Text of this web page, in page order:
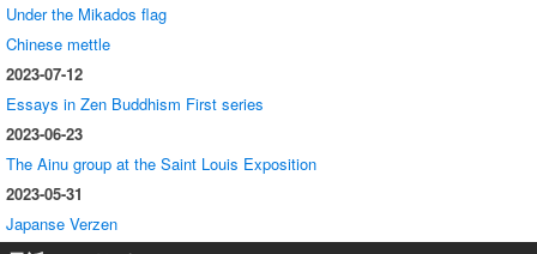
Under the Mikados flag
Chinese mettle
2023-07-12
Essays in Zen Buddhism First series
2023-06-23
The Ainu group at the Saint Louis Exposition
2023-05-31
Japanse Verzen